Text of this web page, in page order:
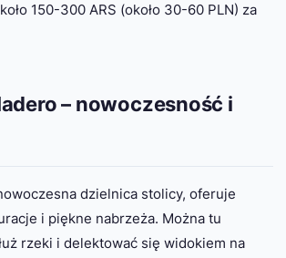
150-300 ARS (około 30-60 PLN) za
– nowoczesność i
dzielnica stolicy, oferuje
i piękne nabrzeża. Można tu
rzeki i delektować się widokiem na